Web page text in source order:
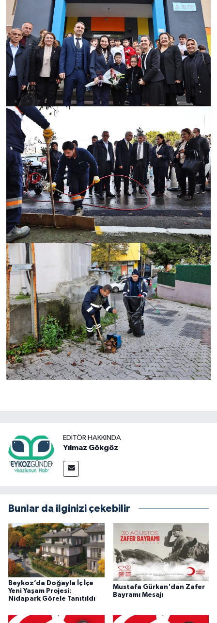
EDITÖR HAKKINDA
Yılmaz Gökgöz
Bunlar da ilginizi çekebilir
Beykoz’da Doğayla İç İçe
Yeni Yaşam Projesi:
Nidapark Görele Tanıtıldı
Mustafa Gürkan'dan Zafer
Bayramı Mesajı